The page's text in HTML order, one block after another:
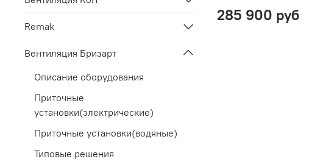
285 900 руб
Remak
Вентиляция Бризарт
Описание оборудования
Приточные
установки(электрические)
Приточные установки(водяные)
Типовые решения